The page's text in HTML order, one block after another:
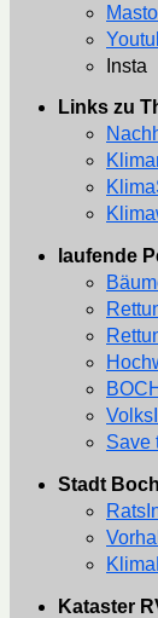
Insta
Links zu
laufende
Save
Stadt
Kataster